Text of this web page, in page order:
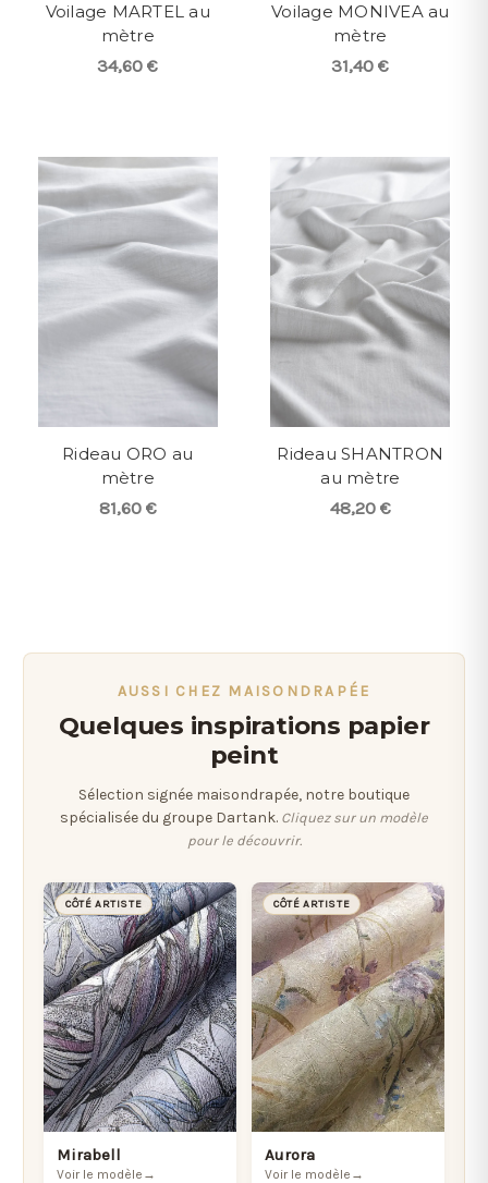
Voilage MARTEL au
mètre
34,60 €
Voilage MONIVEA au
mètre
31,40 €
Rideau ORO au
mètre
81,60 €
Rideau SHANTRON
au mètre
48,20 €
AUSSI CHEZ MAISONDRAPÉE
Quelques inspirations papier
peint
Sélection signée maisondrapée, notre boutique
spécialisée du groupe Dartank. Cliquez sur un modèle
pour le découvrir.
CÔTÉ ARTISTE
Mirabell
Voir le modèle →
CÔTÉ ARTISTE
Aurora
Voir le modèle →